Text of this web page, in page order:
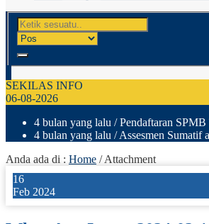
SEKILAS INFO
06-08-2026
4 bulan yang lalu / Pendaftaran
4 bulan yang lalu / Assesmen Sumatif
Anda ada di : Home / Attachment
16
Feb 2024